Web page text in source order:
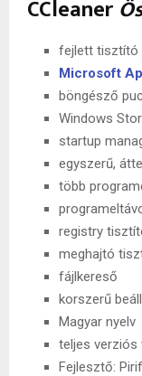
CCleaner
fejlett tisztító
Microsoft
böngésző
Windows
startup
egyszerű,
több
registry
meghajtó
fájlkereső
korszerű
Magyar nyelv
teljes verziós
Fejlesztő: